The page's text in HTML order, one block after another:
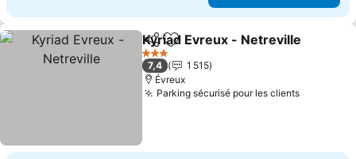
PartagerAjouter à mes favoris
Kyriad Evreux - Netreville
3 Étoiles
7,4
1 515
Évreux
Parking sécurisé pour les clients